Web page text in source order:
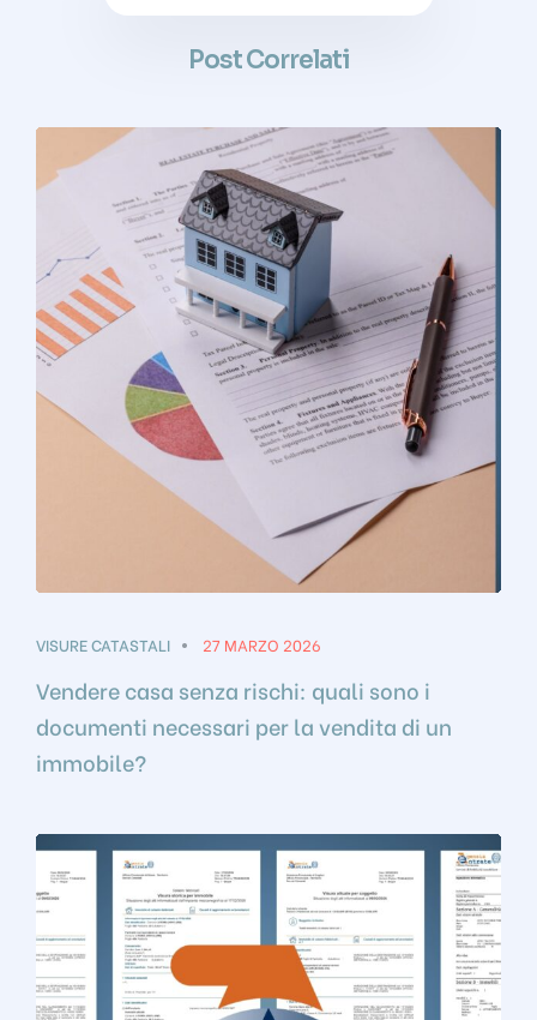
Post Correlati
VISURE CATASTALI 27 MARZO 2026
Vendere casa senza rischi: quali sono i
documenti necessari per la vendita di un
immobile?